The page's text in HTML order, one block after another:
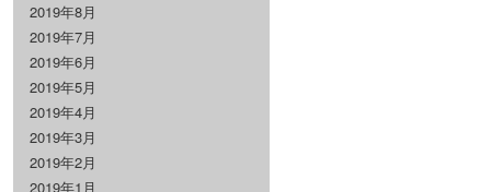
2019年8月
2019年7月
2019年6月
2019年5月
2019年4月
2019年3月
2019年2月
2019年1月